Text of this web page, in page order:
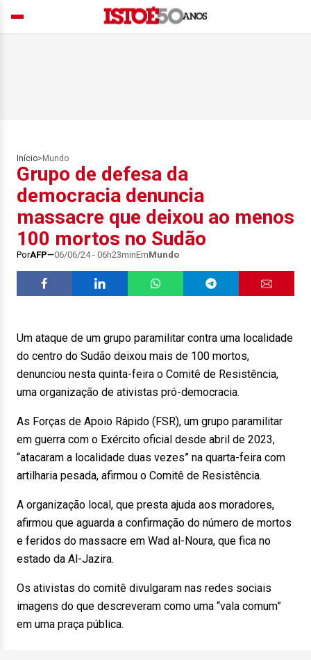
Início> Mundo
Grupo de defesa da
democracia denuncia
massacre que deixou ao menos
100 mortos no Sudão
PorAFP 06/06/24 - 06h23minEmMundo
Um ataque de um grupo paramilitar contra uma localidade
do centro do Sudão deixou mais de 100 mortos,
denunciou nesta quinta-feira o Comitê de Resistência,
uma organização de ativistas pró-democracia.
As Forças de Apoio Rápido (FSR), um grupo paramilitar
em guerra com o Exército oficial desde abril de 2023,
“atacaram a localidade duas vezes” na quarta-feira com
artilharia pesada, afirmou o Comitê de Resistência.
A organização local, que presta ajuda aos moradores,
afirmou que aguarda a confirmação do número de mortos
e feridos do massacre em Wad al-Noura, que fica no
estado da Al-Jazira.
Os ativistas do comitê divulgaram nas redes sociais
imagens do que descreveram como uma “vala comum”
em uma praça pública.